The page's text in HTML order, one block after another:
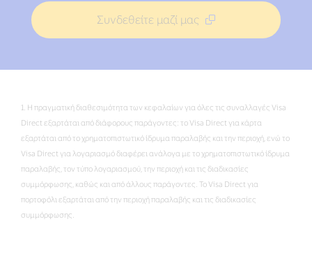
Συνδεθείτε μαζί μας
1. Η πραγματική διαθεσιμότητα των κεφαλαίων για όλες τις συναλλαγές Visa
Direct εξαρτάται από διάφορους παράγοντες: το Visa Direct για κάρτα
εξαρτάται από το χρηματοπιστωτικό ίδρυμα παραλαβής και την περιοχή, ενώ το
Visa Direct για λογαριασμό διαφέρει ανάλογα με το χρηματοπιστωτικό ίδρυμα
παραλαβής, τον τύπο λογαριασμού, την περιοχή και τις διαδικασίες
συμμόρφωσης, καθώς και από άλλους παράγοντες. Το Visa Direct για
πορτοφόλι εξαρτάται από την περιοχή παραλαβής και τις διαδικασίες
συμμόρφωσης.